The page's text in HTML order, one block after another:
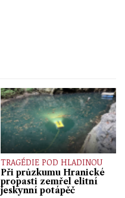
TRAGÉDIE POD HLADINOU
Při průzkumu Hranické
propasti zemřel elitní
jeskynní potápěč